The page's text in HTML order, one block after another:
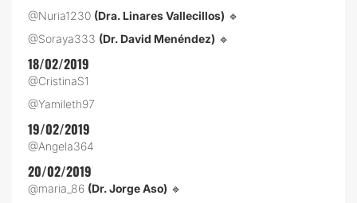
@Nuria1230 (Dra. Linares Vallecillos) 🔹
@Soraya333 (Dr. David Menéndez) 🔹
18/02/2019
@CristinaS1
@Yamileth97
19/02/2019
@Angela364
20/02/2019
@maria_86 (Dr. Jorge Aso) 🔹